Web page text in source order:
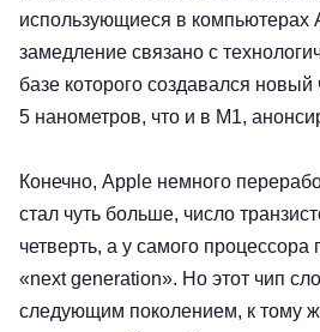
использующиеся в компьютерах
замедление связано с
базе которого создавался
5 нанометров, что и в M1,
Конечно, Apple немного
стал чуть больше, число
четверть, а у самого процессора
«next generation». Но этот чип
следующим поколением, к тому